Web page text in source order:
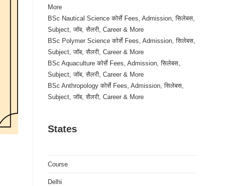
More
BSc Nautical Science कोर्से Fees, Admission, सिलेबस,
Subject, जॉब, सैलरी, Career & More
BSc Polymer Science कोर्से Fees, Admission, सिलेबस,
Subject, जॉब, सैलरी, Career & More
BSc Aquaculture कोर्से Fees, Admission, सिलेबस,
Subject, जॉब, सैलरी, Career & More
BSc Anthropology कोर्से Fees, Admission, सिलेबस,
Subject, जॉब, सैलरी, Career & More
States
Course
Delhi